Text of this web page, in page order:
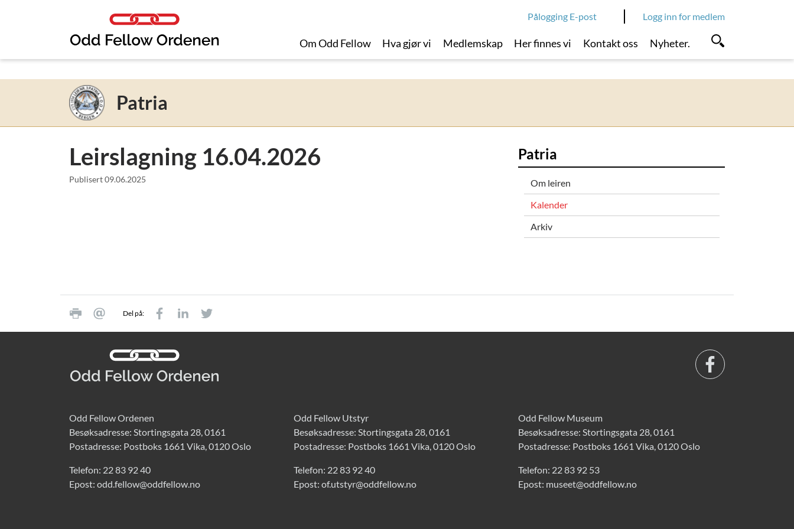
Logg inn for medlem
Pålogging E-post
Om Odd Fellow Hva gjør vi Medlemskap Her finnes vi Kontakt oss Nyheter.
Patria
Leirslagning 16.04.2026
Publisert09.06.2025
Patria
Om leiren
Kalender
Arkiv
Del på:
Odd Fellow Ordenen
Besøksadresse: Stortingsgata 28, 0161
Postadresse: Postboks 1661 Vika, 0120 Oslo
Telefon: 22 83 92 40
Epost: odd.fellow@oddfellow.no
Odd Fellow Utstyr
Besøksadresse: Stortingsgata 28, 0161
Postadresse: Postboks 1661 Vika, 0120 Oslo
Telefon: 22 83 92 40
Epost: of.utstyr@oddfellow.no
Odd Fellow Museum
Besøksadresse: Stortingsgata 28, 0161
Postadresse: Postboks 1661 Vika, 0120 Oslo
Telefon: 22 83 92 53
Epost: museet@oddfellow.no